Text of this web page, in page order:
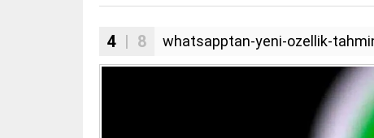
4 | 8 whatsapptan-yeni-ozellik-